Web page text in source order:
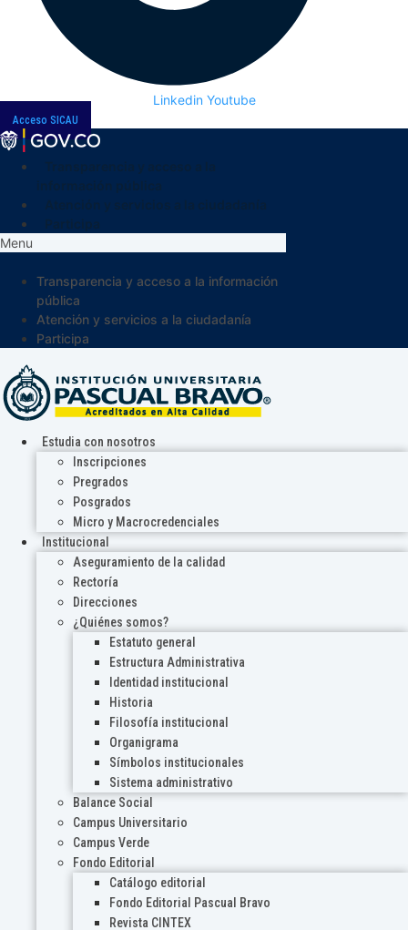
Linkedin Youtube
Acceso SICAU
Menu
Transparencia y acceso a la información
pública
Atención y servicios a la ciudadanía
Participa
Estudia con nosotros
Inscripciones
Pregrados
Posgrados
Micro y Macrocredenciales
Institucional
Aseguramiento de la calidad
Rectoría
Direcciones
¿Quiénes somos?
Estatuto general
Estructura Administrativa
Identidad institucional
Historia
Filosofía institucional
Organigrama
Símbolos institucionales
Sistema administrativo
Balance Social
Campus Universitario
Campus Verde
Fondo Editorial
Catálogo editorial
Fondo Editorial Pascual Bravo
Revista CINTEX